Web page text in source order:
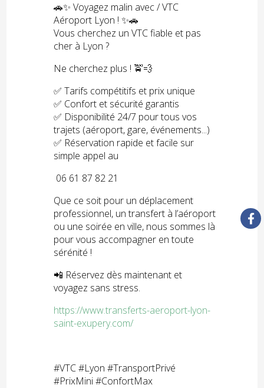
🚗✨ Voyagez malin avec / VTC
Aéroport Lyon ! ✨🚗
Vous cherchez un VTC fiable et pas
cher à Lyon ?
Ne cherchez plus ! 🚖💨
✅ Tarifs compétitifs et prix unique
✅ Confort et sécurité garantis
✅ Disponibilité 24/7 pour tous vos
trajets (aéroport, gare, événements...)
✅ Réservation rapide et facile sur
simple appel au
06 61 87 82 21
Que ce soit pour un déplacement
professionnel, un transfert à l’aéroport
ou une soirée en ville, nous sommes là
pour vous accompagner en toute
sérénité !
📲 Réservez dès maintenant et
voyagez sans stress.
https://www.transferts-aeroport-lyon-
saint-exupery.com/
#VTC #Lyon #TransportPrivé
#PrixMini #ConfortMax